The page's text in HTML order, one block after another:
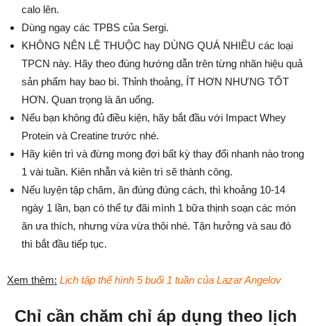
calo lên.
Dùng ngay các TPBS của Sergi.
KHÔNG NÊN LỆ THUỘC hay DÙNG QUÁ NHIỀU các loại
TPCN này. Hãy theo đúng hướng dẫn trên từng nhãn hiệu quả
sản phẩm hay bao bì. Thỉnh thoảng, ÍT HƠN NHƯNG TỐT
HƠN. Quan trọng là ăn uống.
Nếu bạn không đủ điều kiện, hãy bắt đầu với Impact Whey
Protein và Creatine trước nhé.
Hãy kiên trì và đừng mong đợi bất kỳ thay đổi nhanh nào trong
1 vài tuần. Kiên nhẫn và kiên trì sẽ thành công.
Nếu luyện tập chăm, ăn đúng đúng cách, thì khoảng 10-14
ngày 1 lần, bạn có thể tự đãi mình 1 bữa thịnh soạn các món
ăn ưa thích, nhưng vừa vừa thôi nhé. Tận hưởng và sau đó
thì bắt đầu tiếp tục.
Xem thêm: Lịch tập thể hình 5 buổi 1 tuần của Lazar Angelov
Chỉ cần chăm chỉ áp dụng theo lịch